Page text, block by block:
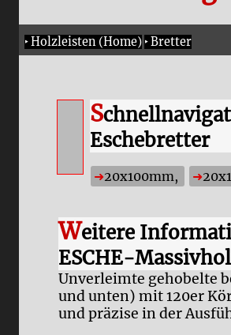
‣Holzleisten (Home) ‣Bretter
S
Eschebretter
20x100mm,
Weitere
ESCHE-
Unverleimte gehobelte
und unten) mit 120er
und präzise in der